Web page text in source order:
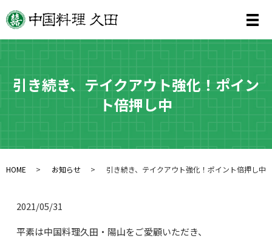
メ
引き続き、テイクアウト強化！ポイン
ト倍押し中
HOME お知らせ 引き続き、テイクアウト強化！ポイント倍押し中
2021/05/31
平素は中国料理久田・陽山をご愛顧いただき、